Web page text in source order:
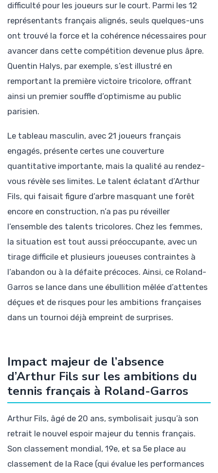
difficulté pour les joueurs sur le court. Parmi les 12
représentants français alignés, seuls quelques-uns
ont trouvé la force et la cohérence nécessaires pour
avancer dans cette compétition devenue plus âpre.
Quentin Halys, par exemple, s’est illustré en
remportant la première victoire tricolore, offrant
ainsi un premier souffle d’optimisme au public
parisien.
Le tableau masculin, avec 21 joueurs français
engagés, présente certes une couverture
quantitative importante, mais la qualité au rendez-
vous révèle ses limites. Le talent éclatant d’Arthur
Fils, qui faisait figure d’arbre masquant une forêt
encore en construction, n’a pas pu réveiller
l’ensemble des talents tricolores. Chez les femmes,
la situation est tout aussi préoccupante, avec un
tirage difficile et plusieurs joueuses contraintes à
l’abandon ou à la défaite précoces. Ainsi, ce Roland-
Garros se lance dans une ébullition mêlée d’attentes
déçues et de risques pour les ambitions françaises
dans un tournoi déjà empreint de surprises.
Impact majeur de l’absence
d’Arthur Fils sur les ambitions du
tennis français à Roland-Garros
Arthur Fils, âgé de 20 ans, symbolisait jusqu’à son
retrait le nouvel espoir majeur du tennis français.
Son classement mondial, 19e, et sa 5e place au
classement de la Race (qui évalue les performances